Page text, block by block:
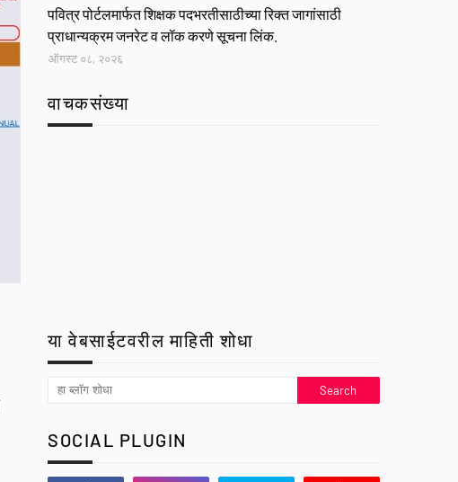
पवित्र पोर्टलमार्फत शिक्षक पदभरतीसाठीच्या रिक्त जागांसाठी
प्राधान्यक्रम जनरेट व लॉक करणे सूचना लिंक.
ऑगस्ट ०८, २०२६
वाचकसंख्या
या वेबसाईटवरील माहिती शोधा
SOCIAL PLUGIN